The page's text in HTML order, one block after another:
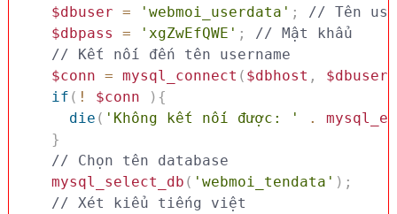
$dbuser = 'webmoi_userdata' ;
// Tên
$dbpass
= 'xgZwEfQWE' ;
// Mật khẩu
// Kết nối đến tên username
$conn = mysql_connect ( $dbhost , $dbuser
if ( ! $conn ) {
die ( 'Không kết nối được: ' .
}
// Chọn tên database
mysql_select_db ( 'webmoi_tendata' ) ;
// Xét kiểu tiếng việt